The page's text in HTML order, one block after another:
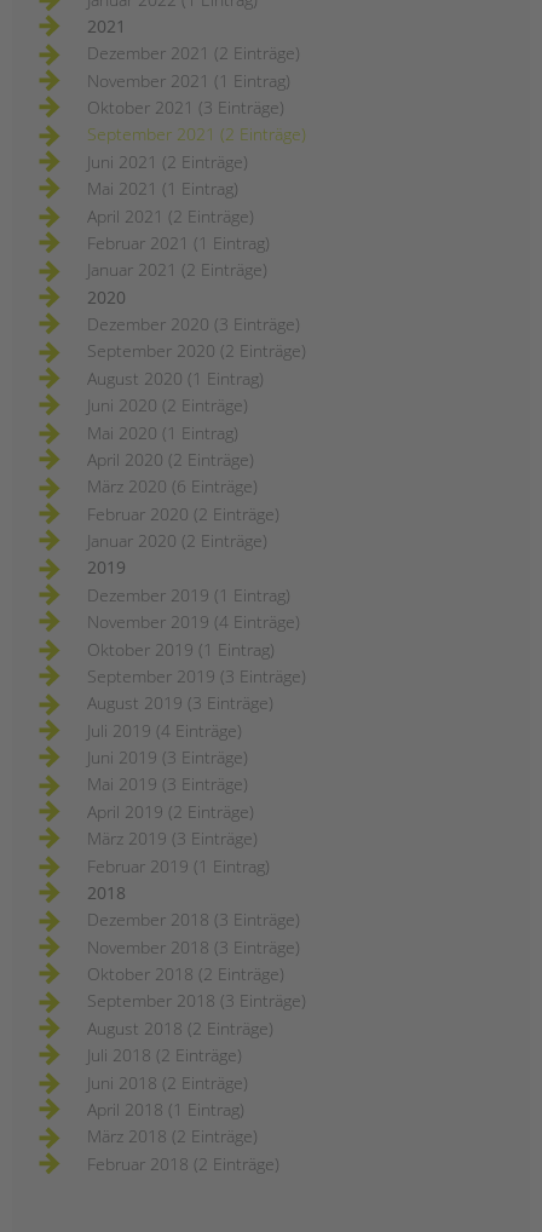
2021
Dezember 2021 (2 Einträge)
November 2021 (1 Eintrag)
Oktober 2021 (3 Einträge)
September 2021 (2 Einträge)
Juni 2021 (2 Einträge)
Mai 2021 (1 Eintrag)
April 2021 (2 Einträge)
Februar 2021 (1 Eintrag)
Januar 2021 (2 Einträge)
2020
Dezember 2020 (3 Einträge)
September 2020 (2 Einträge)
August 2020 (1 Eintrag)
Juni 2020 (2 Einträge)
Mai 2020 (1 Eintrag)
April 2020 (2 Einträge)
März 2020 (6 Einträge)
Februar 2020 (2 Einträge)
Januar 2020 (2 Einträge)
2019
Dezember 2019 (1 Eintrag)
November 2019 (4 Einträge)
Oktober 2019 (1 Eintrag)
September 2019 (3 Einträge)
August 2019 (3 Einträge)
Juli 2019 (4 Einträge)
Juni 2019 (3 Einträge)
Mai 2019 (3 Einträge)
April 2019 (2 Einträge)
März 2019 (3 Einträge)
Februar 2019 (1 Eintrag)
2018
Dezember 2018 (3 Einträge)
November 2018 (3 Einträge)
Oktober 2018 (2 Einträge)
September 2018 (3 Einträge)
August 2018 (2 Einträge)
Juli 2018 (2 Einträge)
Juni 2018 (2 Einträge)
April 2018 (1 Eintrag)
März 2018 (2 Einträge)
Februar 2018 (2 Einträge)